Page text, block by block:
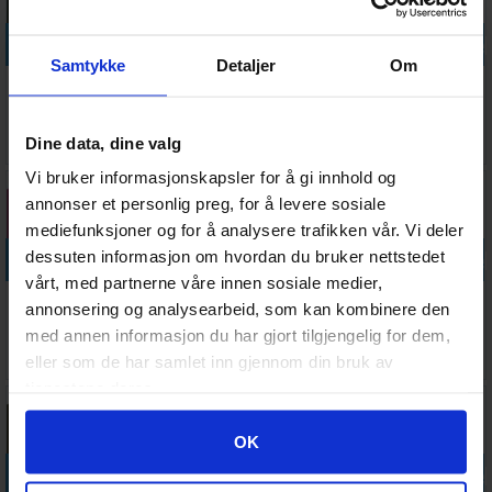
Samtykke Detaljer Om
Dine data, dine valg
Vi bruker informasjonskapsler for å gi innhold og
annonser et personlig preg, for å levere sosiale
mediefunksjoner og for å analysere trafikken vår. Vi deler
dessuten informasjon om hvordan du bruker nettstedet
vårt, med partnerne våre innen sosiale medier,
annonsering og analysearbeid, som kan kombinere den
med annen informasjon du har gjort tilgjengelig for dem,
eller som de har samlet inn gjennom din bruk av
Googles retningslinjer for personvern
OK
45,- Antall på
lager:5 45,- Antall på
lager:
Legg i
Legg i handlekurven
Vallejo Model
Color Pink
17ml
45,- Antall på
lager: 5
Legg i handlekurven
Color
Gunmetal
45,- Antall på
lager:2
Legg i handlekurven
Color Pastel
Green 17ml
45,- Antall på
lager:1
Legg i
Vallejo Model
Color
Intermediate
45,-
Legg i handlekurvenLegg i handlekurvenLegg i handlekurven
Legg i